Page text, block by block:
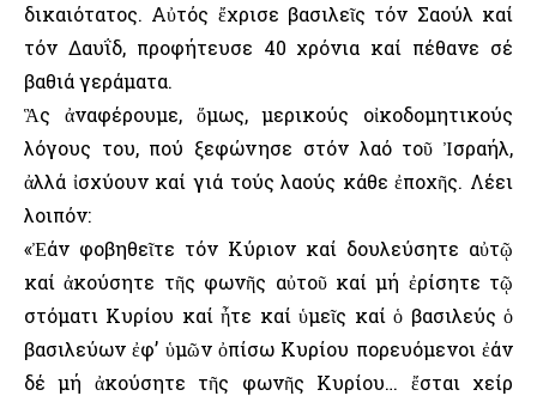
δικαιότατος. Αὐτός ἔχρισε βασιλεῖς τόν Σαούλ καί
τόν Δαυΐδ, προφήτευσε 40 χρόνια καί πέθανε σέ
βαθιά γεράματα.
Ἃς ἀναφέρουμε, ὅμως, μερικούς οἰκοδομητικούς
λόγους του, πού ξεφώνησε στόν λαό τοῦ Ἰσραήλ,
ἀλλά ἰσχύουν καί γιά τούς λαούς κάθε ἐποχῆς. Λέει
λοιπόν:
«Ἐάν φοβηθεῖτε τόν Κύριον καί δουλεύσητε αὐτῷ
καί ἀκούσητε τῆς φωνῆς αὐτοῦ καί μή ἐρίσητε τῷ
στόματι Κυρίου καί ἦτε καί ὑμεῖς καί ὁ βασιλεύς ὁ
βασιλεύων ἐφ’ ὑμῶν ὀπίσω Κυρίου πορευόμενοι ἐάν
δέ μή ἀκούσητε τῆς φωνῆς Κυρίου… ἔσται χείρ